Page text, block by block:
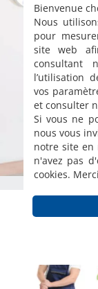
Bienvenue
Nous
pour
site web
consultant
l’utilisation
vos
et consulter
Si vous ne
nous vous
notre site en
n'avez pas
cookies.